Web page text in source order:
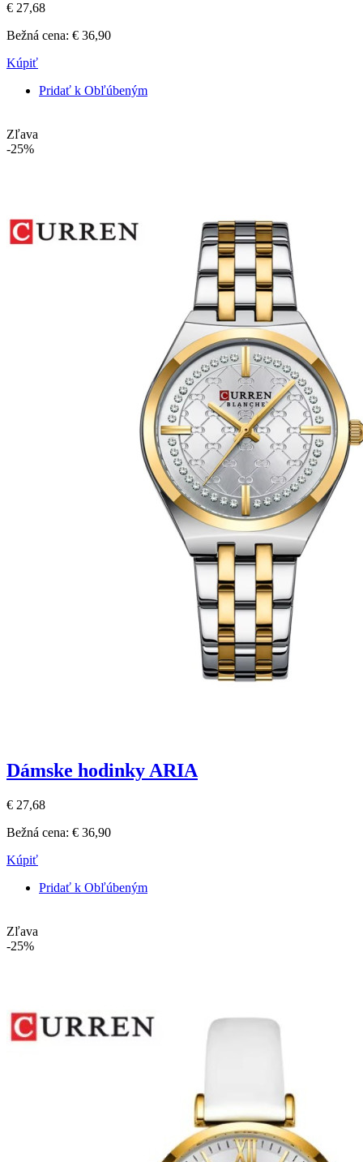
€ 27,68
Bežná cena: € 36,90
Kúpiť
Pridať k Obľúbeným
Zľava
-25%
Dámske hodinky ARIA
€ 27,68
Bežná cena: € 36,90
Kúpiť
Pridať k Obľúbeným
Zľava
-25%